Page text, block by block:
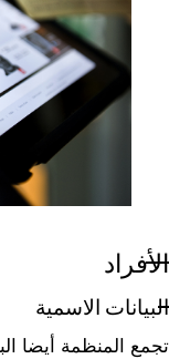
الأفراد
البيانات الاسمية
تجمع المنظمة أيضا